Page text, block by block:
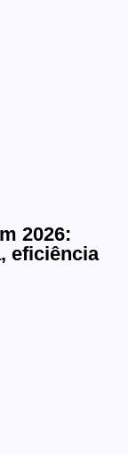
2026:
eficiência